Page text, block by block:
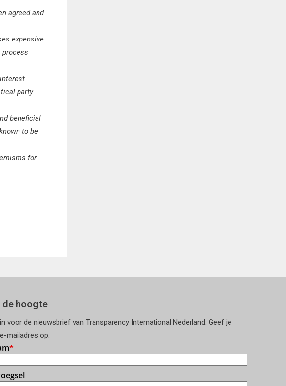
agreed and
expensive
process
party
beneficial
to be
for
de hoogte
voor de nieuwsbrief van Transparency International Nederland. Geef je
mailadres op: